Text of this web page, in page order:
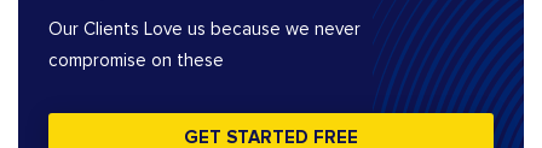
Our Clients Love us because we never
compromise on these
GET STARTED FREE